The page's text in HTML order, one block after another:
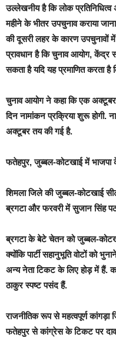
उल्लेखनीय है कि लोक
महीने के भीतर उपचुनाव कराया
की दूसरी लहर के कारण उपचुनावों
प्रावधान है कि चुनाव आयोग, केंद्र
सकता है यदि यह प्रमाणित करता
चुनाव आयोग ने कहा कि एक
दिन नामांकन प्रक्रिया शुरू होगी.
अक्टूबर तय की गई है.
फतेहपुर, जुब्बल-कोटखाई में
शिमला जिले की जुब्बल-कोटखाई
ब्रगटा और फरवरी में सुजान सिंह
ब्रगटा के बेटे चेतन को जुब्बल-
क्योंकि पार्टी सहानुभूति वोटों को
अन्य नेता टिकट के लिए होड़ में हैं.
ठाकुर स्पष्ट पसंद हैं.
राजनीतिक रूप से महत्वपूर्ण कांगड़ा
फतेहपुर से कांग्रेस के टिकट पर